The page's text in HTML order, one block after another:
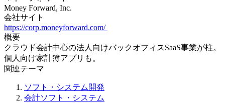
Money Forward, Inc.
会社サイト
https://corp.moneyforward.com/
概要
クラウド会計中心の法人向けバックオフィスSaaS事業が柱。
個人向け家計簿アプリも。
関連テーマ
ソフト・システム開発
会計ソフト・システム